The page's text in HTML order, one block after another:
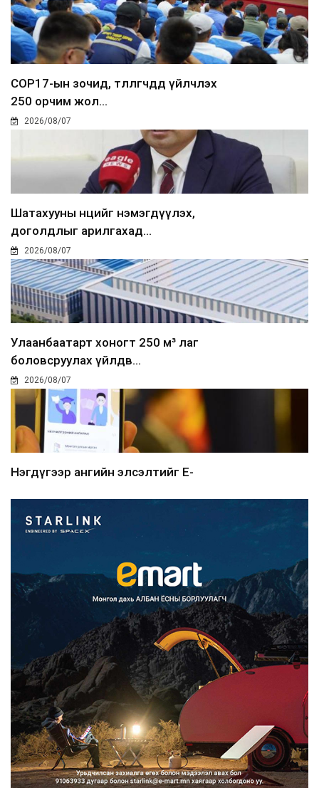
COP17-ын зочид, төлөөлөгчдөд үйлчлэх
250 орчим жол...
2026/08/07
Шатахууны нөөцийг нэмэгдүүлэх,
доголдлыг арилгахад...
2026/08/07
Улаанбаатарт хоногт 250 м³ лаг
боловсруулах үйлдв...
2026/08/07
Нэгдүгээр ангийн элсэлтийг E-
Францад иргэд рүү зөвшөөрөлгүй
сурталчилгааны дууд...
2026/08/07
Нийтийн тээврийн Ч:19А чиглэлийн
замналд түр хугац...
2026/08/07